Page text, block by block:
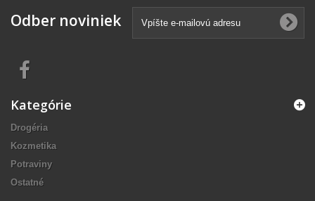
Odber noviniek
Kategórie
Drogéria
Kozmetika
Potraviny
Ostatné